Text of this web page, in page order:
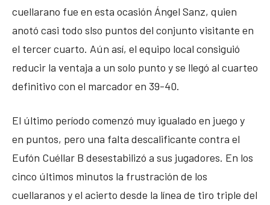
cuellarano fue en esta ocasión Ángel Sanz, quien
anotó casi todo slso puntos del conjunto visitante en
el tercer cuarto. Aún así, el equipo local consiguió
reducir la ventaja a un solo punto y se llegó al cuarteo
definitivo con el marcador en 39-40.
El último período comenzó muy igualado en juego y
en puntos, pero una falta descalificante contra el
Eufón Cuéllar B desestabilizó a sus jugadores. En los
cinco últimos minutos la frustración de los
cuellaranos y el acierto desde la línea de tiro triple del